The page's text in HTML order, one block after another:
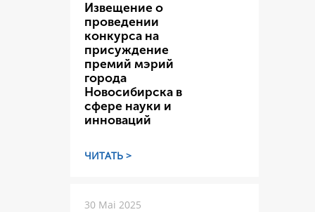
Извещение о
проведении
конкурса на
присуждение
премий мэрий
города
Новосибирска в
сфере науки и
инноваций
ЧИТАТЬ >
30 Mai 2025